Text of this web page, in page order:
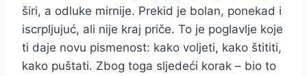
širi, a odluke mirnije. Prekid je bolan, ponekad i
iscrpljujuć, ali nije kraj priče. To je poglavlje koje
ti daje novu pismenost: kako voljeti, kako štititi,
kako puštati. Zbog toga sljedeći korak – bio to